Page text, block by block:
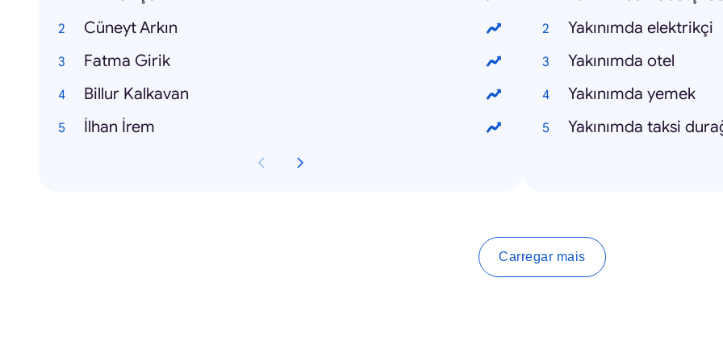
Cüneyt Arkın
Fatma Girik
Billur Kalkavan
İlhan İrem
Yakınımda elektrikçi
Yakınımda otel
Yakınımda yemek
Yakınımda taksi
Carregar mais